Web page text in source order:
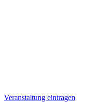
Veranstaltung eintragen